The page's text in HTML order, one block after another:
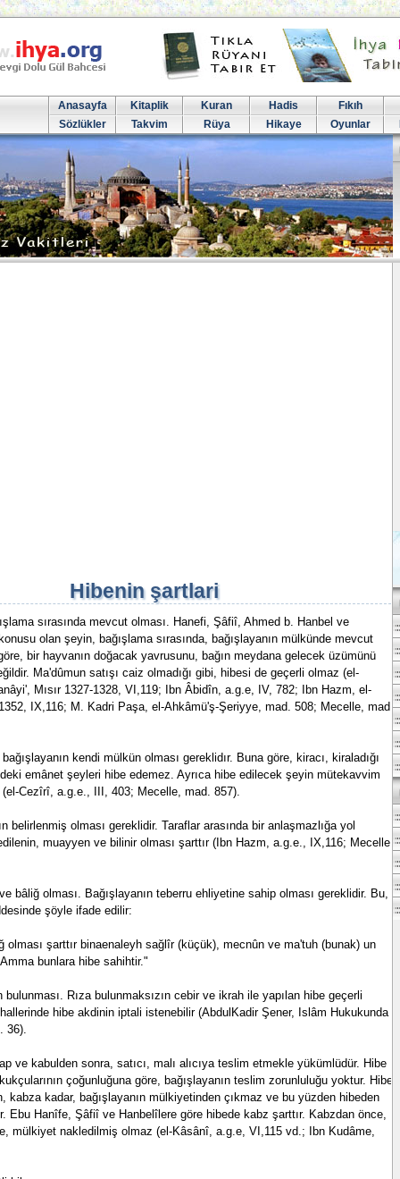
Anasayfa Kitaplik Kuran Hadis Fıkıh
Sözlükler
Takvim Rüya Hikaye Oyunlar
Hibenin şartlari
sırasında mevcut olması. Hanefi, Şâfiî, Ahmed b. Hanbel ve
olan şeyin, bağışlama sırasında, bağışlayanın mülkünde mevcut
bir hayvanın doğacak yavrusunu, bağın meydana gelecek üzümünü
Ma'dûmun satışı caiz olmadığı gibi, hibesi de geçerli olmaz (el-
Mısır 1327-1328, VI,119; Ibn Âbidîn, a.g.e, IV, 782; Ibn Hazm, el-
1352, IX,116; M. Kadri Paşa, el-Ahkâmü'ş-Şeriyye, mad. 508; Mecelle, mad.
kendi mülkün olması gereklidır. Buna göre, kiracı, kiraladığı
emânet şeyleri hibe edemez. Ayrıca hibe edilecek şeyin mütekavvim
(el-Cezîrî, a.g.e., III, 403; Mecelle, mad. 857).
belirlenmiş olması gereklidir. Taraflar arasında bir anlaşmazlığa yol
muayyen ve bilinir olması şarttır (Ibn Hazm, a.g.e., IX,116; Mecelle,
bâliğ olması. Bağışlayanın teberru ehliyetine sahip olması gereklidir. Bu,
şöyle ifade edilir:
olması şarttır binaenaleyh sağlîr (küçük), mecnûn ve ma'tuh (bunak) un
bunlara hibe sahihtir."
bulunması. Rıza bulunmaksızın cebir ve ikrah ile yapılan hibe geçerli
hibe akdinin iptali istenebilir (AbdulKadir Şener, Islâm Hukukunda
36).
ve kabulden sonra, satıcı, malı alıcıya teslim etmekle yükümlüdür. Hibe
çoğunluğuna göre, bağışlayanın teslim zorunluluğu yoktur. Hibe
kabza kadar, bağışlayanın mülkiyetinden çıkmaz ve bu yüzden hibeden
Ebu Hanîfe, Şâfiî ve Hanbelîlere göre hibede kabz şarttır. Kabzdan önce,
mülkiyet nakledilmiş olmaz (el-Kâsânî, a.g.e, VI,115 vd.; Ibn Kudâme,